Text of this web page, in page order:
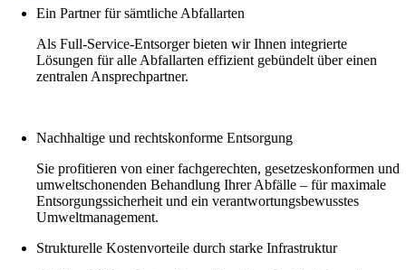
Ein Partner für sämtliche Abfallarten
Als Full-Service-Entsorger bieten wir Ihnen integrierte
Lösungen für alle Abfallarten effizient gebündelt über einen
zentralen Ansprechpartner.
Nachhaltige und rechtskonforme Entsorgung
Sie profitieren von einer fachgerechten, gesetzeskonformen und
umweltschonenden Behandlung Ihrer Abfälle – für maximale
Entsorgungssicherheit und ein verantwortungsbewusstes
Umweltmanagement.
Strukturelle Kostenvorteile durch starke Infrastruktur